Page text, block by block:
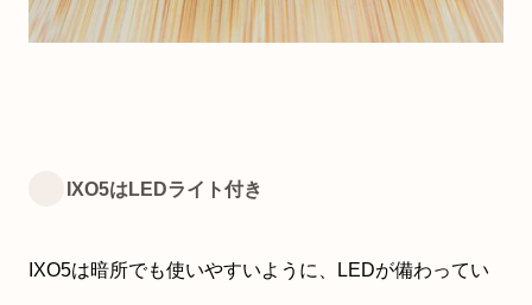
IXO5はLEDライト付き
IXO5は暗所でも使いやすいように、LEDが備わってい